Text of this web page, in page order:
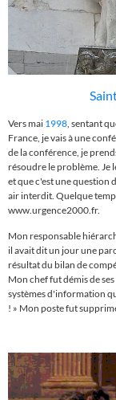
Vers mai 1998 , sentant
France, je vais à une
de la conférence, je
résoudre le problème. Je
et que c'est une question
air interdit. Quelque
www.urgence2000.fr.
Mon responsable
il avait dit un jour une
résultat du bilan de
Mon chef fut démis de
systèmes d'information
! » Mon poste fut